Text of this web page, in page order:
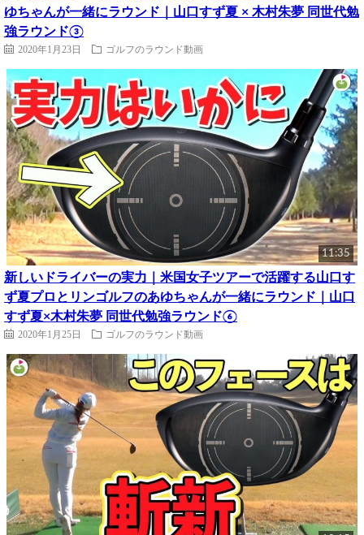
ゆちゃんが一緒にラウンド｜山口すず夏 × 木村朱夢 同世代勉
強ラウンド③
2020年1月23日 ゴルフのラウンド動画
11:35
新しいドライバーの実力｜米国女子ツアーで活躍する山口す
ず夏プロとリンゴルフのあゆちゃんが一緒にラウンド｜山口
すず夏×木村朱夢 同世代勉強ラウンド⑥
2020年1月25日 ゴルフのラウンド動画